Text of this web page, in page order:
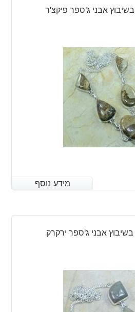
אבני ג'ספר פיקצ'ר
מידע נוסף
מידע נוסף
אבני ג'ספר ירקרק